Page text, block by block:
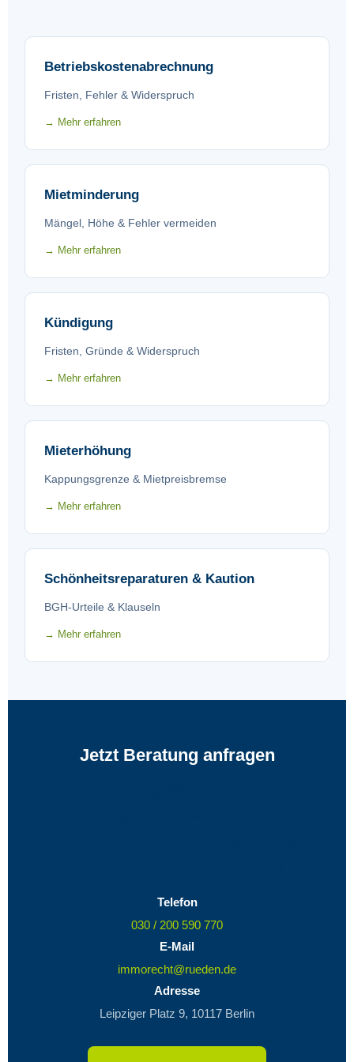
begrenzt, mit einer Kappungsgrenze von 3 €/m² in
6 Jahren. Die Maßnahme muss 3 Monate vorher
angekündigt werden.
Betriebskostenabrechnung
Fristen, Fehler & Widerspruch
→ Mehr erfahren
Mietminderung
Mängel, Höhe & Fehler vermeiden
→ Mehr erfahren
Kündigung
Fristen, Gründe & Widerspruch
→ Mehr erfahren
Mieterhöhung
Kappungsgrenze & Mietpreisbremse
→ Mehr erfahren
Schönheitsreparaturen & Kaution
BGH-Urteile & Klauseln
→ Mehr erfahren
Jetzt Beratung anfragen
Telefon
030 / 200 590 770
E-Mail
immorecht@rueden.de
Adresse
Leipziger Platz 9, 10117 Berlin